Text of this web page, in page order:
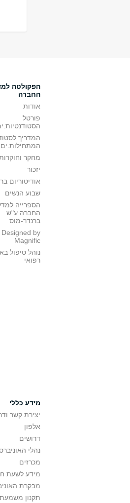
הפקולטה
החברה
אודות
פורטל
המדריך
המתחילות.ים
מחקר
יזכור
אודיטוריום
שבוע הנשים
הספרייה
החברה ע"ש
ברנדר-מוס
Designed by
Magnific
נוהל טיפול
רפואי
מידע כללי
יצירת קשר
אלפון
דרושים
נהלי
מכרזים
מידע לשעת
מבקרת
תקנון משמעת